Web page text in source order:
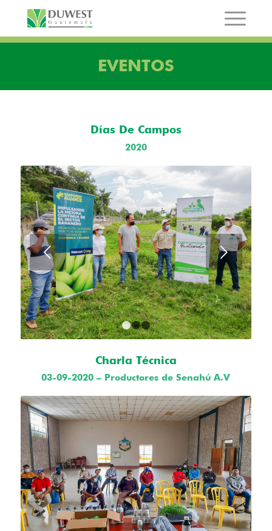
EVENTOS
Días De Campos
2020
Posterior
1 2 3
Charla Técnica
03-09-2020 – Productores de Senahú A.V